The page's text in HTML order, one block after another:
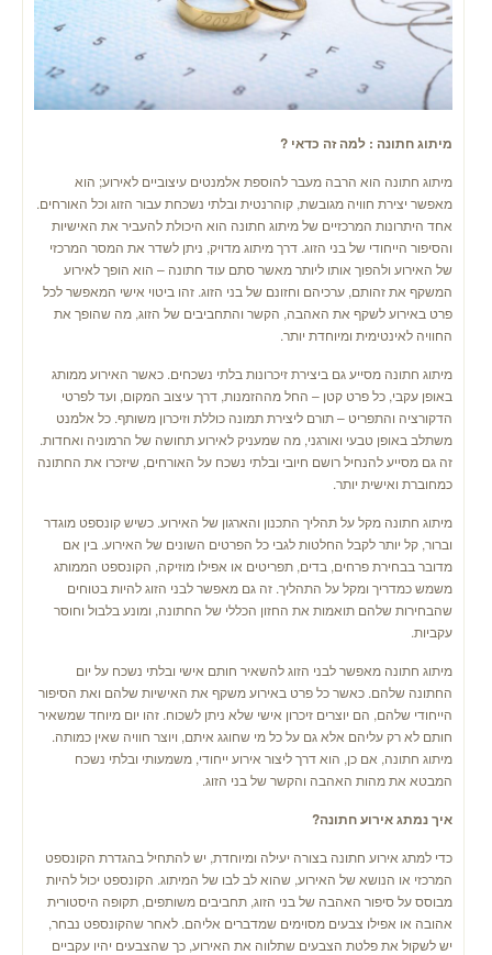
מיתוג חתונה : למה זה כדאי ?
מיתוג חתונה הוא הרבה מעבר להוספת אלמנטים עיצוביים לאירוע; הוא
מאפשר יצירת חוויה מגובשת, קוהרנטית ובלתי נשכחת עבור הזוג וכל האורחים.
אחד היתרונות המרכזיים של מיתוג חתונה הוא היכולת להעביר את האישיות
והסיפור הייחודי של בני הזוג. דרך מיתוג מדויק, ניתן לשדר את המסר המרכזי
של האירוע ולהפוך אותו ליותר מאשר סתם עוד חתונה – הוא הופך לאירוע
המשקף את זהותם, ערכיהם וחזונם של בני הזוג. זהו ביטוי אישי המאפשר לכל
פרט באירוע לשקף את האהבה, הקשר והתחביבים של הזוג, מה שהופך את
החוויה לאינטימית ומיוחדת יותר.
מיתוג חתונה מסייע גם ביצירת זיכרונות בלתי נשכחים. כאשר האירוע ממותג
באופן עקבי, כל פרט קטן – החל מההזמנות, דרך עיצוב המקום, ועד לפרטי
הדקורציה והתפריט – תורם ליצירת תמונה כוללת וזיכרון משותף. כל אלמנט
משתלב באופן טבעי ואורגני, מה שמעניק לאירוע תחושה של הרמוניה ואחדות.
זה גם מסייע להנחיל רושם חיובי ובלתי נשכח על האורחים, שיזכרו את החתונה
כמחוברת ואישית יותר.
מיתוג חתונה מקל על תהליך התכנון והארגון של האירוע. כשיש קונספט מוגדר
וברור, קל יותר לקבל החלטות לגבי כל הפרטים השונים של האירוע. בין אם
מדובר בבחירת פרחים, בדים, תפריטים או אפילו מוזיקה, הקונספט הממותג
משמש כמדריך ומקל על התהליך. זה גם מאפשר לבני הזוג להיות בטוחים
שהבחירות שלהם תואמות את החזון הכללי של החתונה, ומונע בלבול וחוסר
עקביות.
מיתוג חתונה מאפשר לבני הזוג להשאיר חותם אישי ובלתי נשכח על יום
החתונה שלהם. כאשר כל פרט באירוע משקף את האישיות שלהם ואת הסיפור
הייחודי שלהם, הם יוצרים זיכרון אישי שלא ניתן לשכוח. זהו יום מיוחד שמשאיר
חותם לא רק עליהם אלא גם על כל מי שחוגג איתם, ויוצר חוויה שאין כמותה.
מיתוג חתונה, אם כן, הוא דרך ליצור אירוע ייחודי, משמעותי ובלתי נשכח
המבטא את מהות האהבה והקשר של בני הזוג.
איך נמתג אירוע חתונה?
כדי למתג אירוע חתונה בצורה יעילה ומיוחדת, יש להתחיל בהגדרת הקונספט
המרכזי או הנושא של האירוע, שהוא לב לבו של המיתוג. הקונספט יכול להיות
מבוסס על סיפור האהבה של בני הזוג, תחביבים משותפים, תקופה היסטורית
אהובה או אפילו צבעים מסוימים שמדברים אליהם. לאחר שהקונספט נבחר,
יש לשקול את פלטת הצבעים שתלווה את האירוע, כך שהצבעים יהיו עקביים